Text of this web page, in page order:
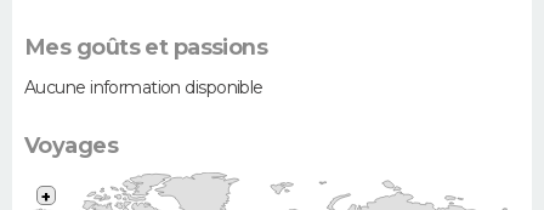
Mes goûts et passions
Aucune information disponible
Voyages
+